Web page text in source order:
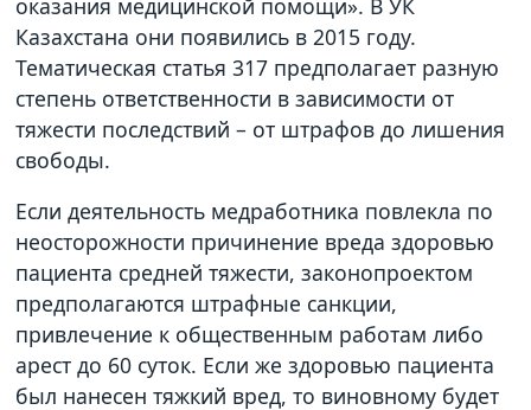
оказания медицинской помощи». В УК
Казахстана они появились в 2015 году.
Тематическая статья 317 предполагает разную
степень ответственности в зависимости от
тяжести последствий – от штрафов до лишения
свободы.
Если деятельность медработника повлекла по
неосторожности причинение вреда здоровью
пациента средней тяжести, законопроектом
предполагаются штрафные санкции,
привлечение к общественным работам либо
арест до 60 суток. Если же здоровью пациента
был нанесен тяжкий вред, то виновному будет